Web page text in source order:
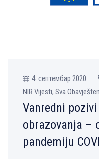
4. септембар 2020.
NIR Vijesti, Sva
Vanredni
obrazovanja –
pandemiju